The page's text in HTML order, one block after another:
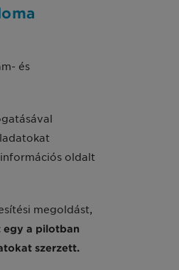
és
oldalt
megoldást,
egy a pilotban
szerzett.